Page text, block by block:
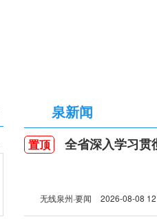
泉新闻
置顶 全省深入学习贯彻习
无线泉州·要闻 2026-08-08